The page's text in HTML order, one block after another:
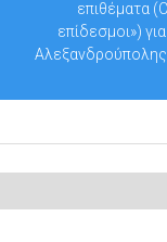
επιθέματα
επίδεσμοι»)